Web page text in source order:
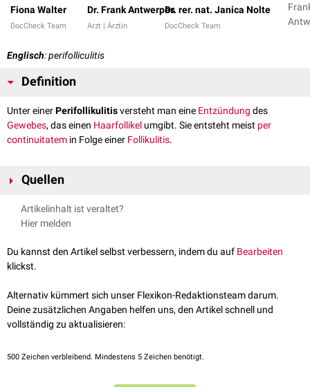
Fiona Walter
DocCheck Team
Dr. Frank Antwerpes
Arzt | Ärztin
Dr. rer. nat. Janica Nolte
DocCheck Team
Englisch: perifolliculitis
Definition
Unter einerPerifollikulitisversteht man eine Entzündung des
Gewebes, das einen Haarfollikel umgibt. Sie entsteht meist per
continuitatem in Folge einer Follikulitis.
Quellen
Pschyrembel - Perifollikulitis
Artikelinhalt ist veraltet?
Hier melden
Du kannst den Artikel selbst verbessern, indem du auf Bearbeiten
klickst.
Alternativ kümmert sich unser Flexikon-Redaktionsteam darum.
Deine zusätzlichen Angaben helfen uns, den Artikel schnell und
vollständig zu aktualisieren:
500 Zeichen verbleibend. Mindestens 5 Zeichen benötigt.